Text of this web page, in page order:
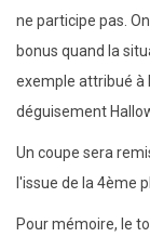
ne participe pas.
bonus quand la
exemple attribué à
déguisement
Un coupe sera
l'issue de la 4ème
Pour mémoire, le